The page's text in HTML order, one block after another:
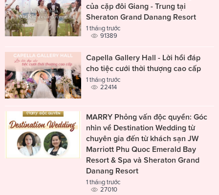
của cặp đôi Giang - Trung tại
Sheraton Grand Danang Resort
1 tháng trước
91389
Capella Gallery Hall - Lời hồi đáp
cho tiệc cưới thời thượng cao cấp
1 tháng trước
22414
MARRY Phỏng vấn độc quyền: Góc
nhìn về Destination Wedding từ
chuyên gia đến từ khách sạn JW
Marriott Phu Quoc Emerald Bay
Resort & Spa và Sheraton Grand
Danang Resort
1 tháng trước
27010